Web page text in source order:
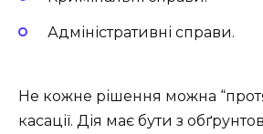
Адміністративні справи.
Не кожне рішення можна
касації. Дія має бути з